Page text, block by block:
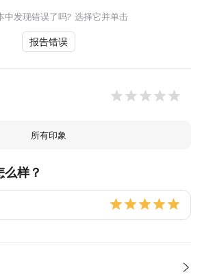
中发现错误了吗? 选择它并单击
报告错误
所有印象
样？